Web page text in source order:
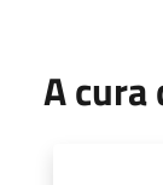
A cura